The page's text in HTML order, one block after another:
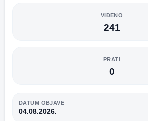
VIĐENO
241
PRATI
0
DATUM OBJAVE
04.08.2026.